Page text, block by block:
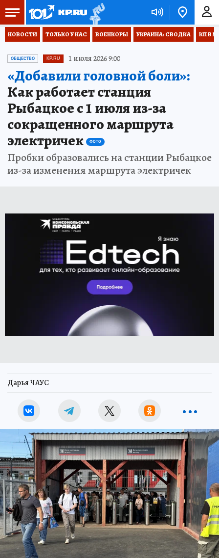
НОВОСТИ ТОЛЬКО У НАС ВОЕНКОРЫ УКРАИНА: СВОДКА КП В
ОБЩЕСТВО KP.RU 1 июля 2026 9:00
«Добавили головной боли»:
Как работает станция
Рыбацкое с 1 июля из-за
сокращенного маршрута
электричек
ФОТО
Пробки образовались на станции Рыбацкое
из-за изменения маршрута электричек
Дарья ЧАУС